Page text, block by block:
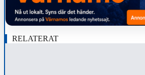
RELATERAT